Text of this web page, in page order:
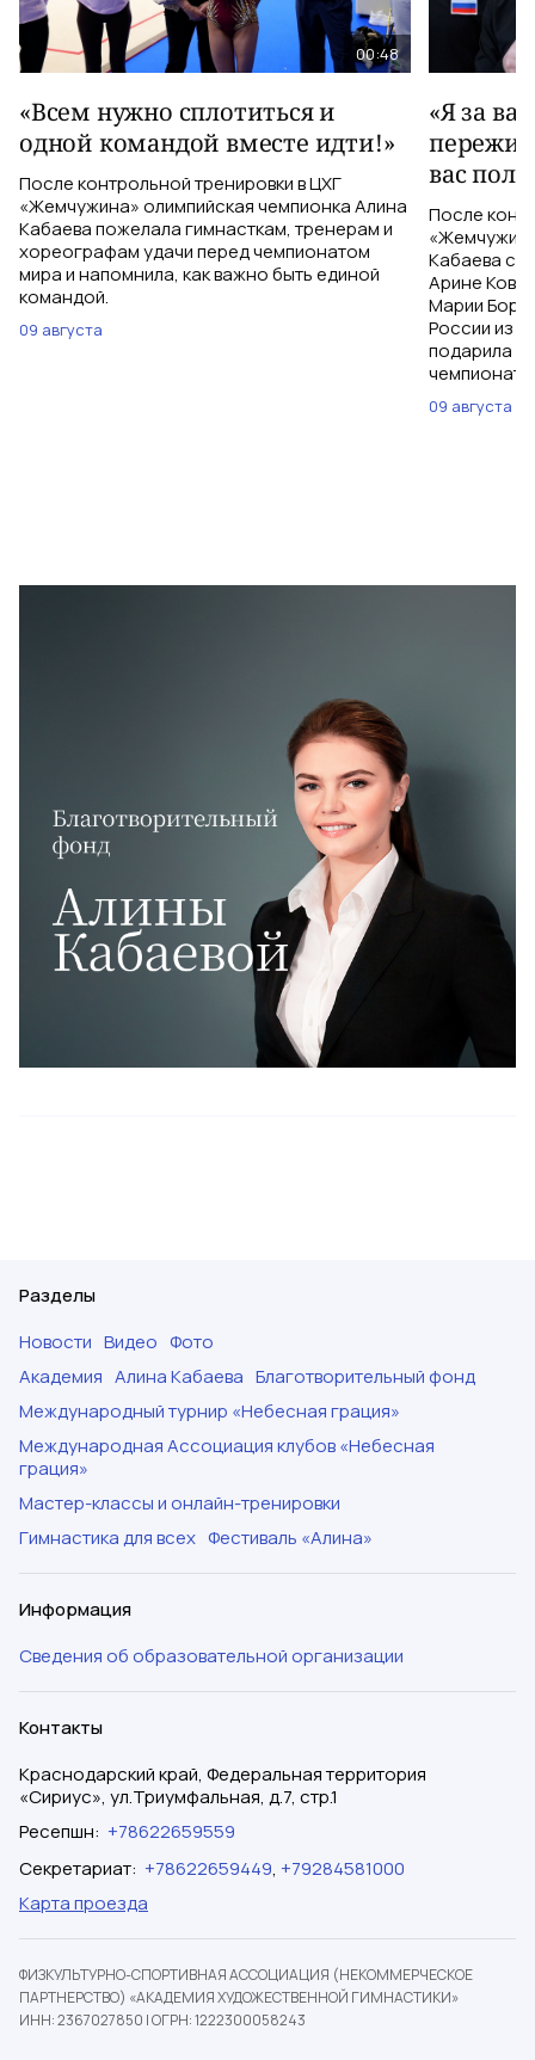
00:48
«Всем нужно сплотиться и
одной командой вместе идти!»
После контрольной тренировки в ЦХГ
«Жемчужина» олимпийская чемпионка Алина
Кабаева пожелала гимнасткам, тренерам и
хореографам удачи перед чемпионатом
мира и напомнила, как важно быть единой
командой.
09 августа
«Я за
вас
После
Кабаева
Арине
Марии
России из
подарила
чемпионат
09 августа
Разделы
Новости Видео Фото
Академия Алина Кабаева Благотворительный фонд
Международный турнир «Небесная грация»
Международная Ассоциация клубов «Небесная
грация»
Мастер-классы и онлайн-тренировки
Гимнастика для всех Фестиваль «Алина»
Информация
Сведения об образовательной организации
Контакты
Краснодарский край, Федеральная территория
«Сириус», ул.Триумфальная, д.7, стр.1
Ресепшн: +78622659559
Секретариат: +78622659449, +79284581000
Карта проезда
ФИЗКУЛЬТУРНО-СПОРТИВНАЯ АССОЦИАЦИЯ (НЕКОММЕРЧЕСКОЕ
ПАРТНЕРСТВО) «АКАДЕМИЯ ХУДОЖЕСТВЕННОЙ ГИМНАСТИКИ»
ИНН: 2367027850 |ОГРН: 1222300058243